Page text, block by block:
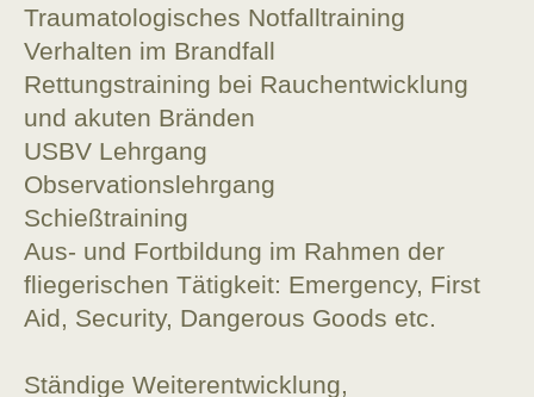
Traumatologisches Notfalltraining
Verhalten im Brandfall
Rettungstraining bei Rauchentwicklung
und akuten Bränden
USBV Lehrgang
Observationslehrgang
Schießtraining
Aus- und Fortbildung im Rahmen der
fliegerischen Tätigkeit: Emergency, First
Aid, Security, Dangerous Goods etc.
Ständige Weiterentwicklung,